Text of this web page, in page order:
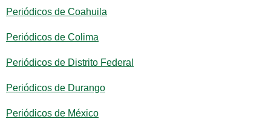
Periódicos de Coahuila
Periódicos de Colima
Periódicos de Distrito Federal
Periódicos de Durango
Periódicos de México